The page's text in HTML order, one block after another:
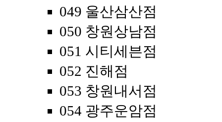
049 울산삼산점
050 창원상남점
051 시티세븐점
052 진해점
053 창원내서점
054 광주운암점